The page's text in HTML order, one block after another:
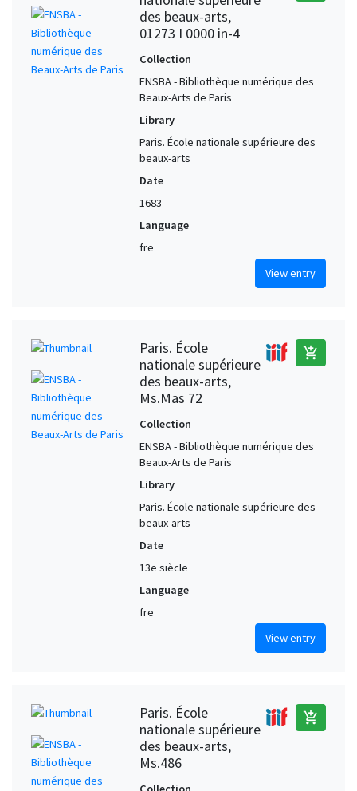
des beaux-arts,
01273 I 0000 in-4
Collection
ENSBA - Bibliothèque numérique des
Beaux-Arts de Paris
Library
Paris. École nationale supérieure des
beaux-arts
Date
1683
Language
fre
View entry
Paris. École
nationale supérieure
des beaux-arts,
Ms.Mas 72
add_shopping_cart
Collection
ENSBA - Bibliothèque numérique des
Beaux-Arts de Paris
Library
Paris. École nationale supérieure des
beaux-arts
Date
13e siècle
Language
fre
View entry
Paris. École
nationale supérieure
des beaux-arts,
Ms.486
add_shopping_cart